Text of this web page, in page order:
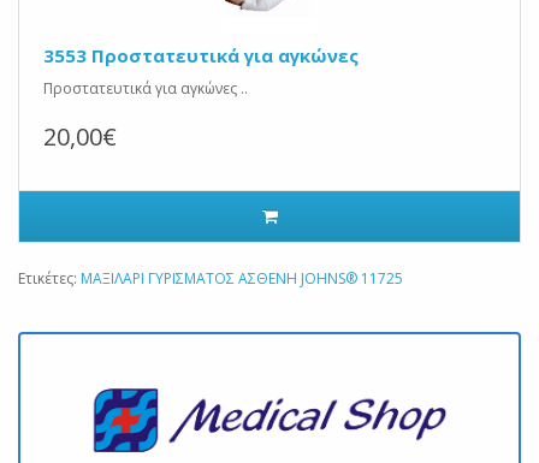
3553 Προστατευτικά για αγκώνες
Προστατευτικά για αγκώνες ..
20,00€
Ετικέτες: ΜΑΞΙΛΑΡΙ ΓΥΡΙΣΜΑΤΟΣ ΑΣΘΕΝΗ JOHNS® 11725